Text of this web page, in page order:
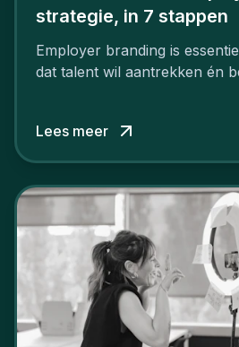
strategie, in 7 stappen
Employer branding is
dat talent wil aantrekken én
niet van vandaag op morgen.
aan, starten met employer
Lees meer